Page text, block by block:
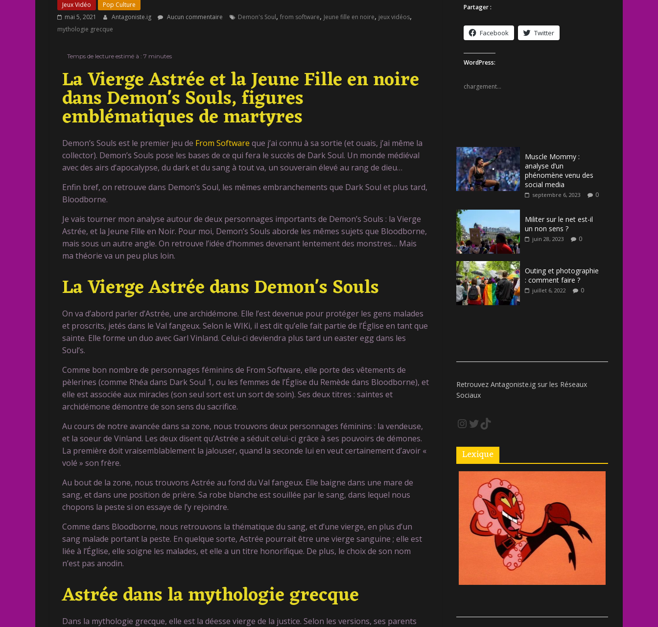
Jeux Vidéo
Pop Culture
mai 5, 2021
Antagoniste.ig Aucun commentaire Demon's Soul, from software, Jeune fille en noire, jeux vidéos,
mythologie grecque
Temps de lecture estimé à : 7 minutes
La Vierge Astrée et la Jeune Fille en noire
dans Demon's Souls, figures
emblématiques de martyres
Demon’s Souls est le premier jeu de From Software que j’ai connu à sa sortie (et ouais, j’ai même la
collector). Demon’s Souls pose les bases de ce qui fera le succès de Dark Soul. Un monde médiéval
avec des airs d’apocalypse, du dark et du sang à tout va, un souverain élevé au rang de dieu…
Enfin bref, on retrouve dans Demon’s Soul, les mêmes embranchements que Dark Soul et plus tard,
Bloodborne.
Je vais tourner mon analyse autour de deux personnages importants de Demon’s Souls : la Vierge
Astrée, et la Jeune Fille en Noir. Pour moi, Demon’s Souls aborde les mêmes sujets que Bloodborne,
mais sous un autre angle. On retrouve l’idée d’hommes devenant lentement des monstres… Mais
ma théorie va un peu plus loin.
La Vierge Astrée dans Demon's Souls
On va d’abord parler d’Astrée, une archidémone. Elle l’est devenue pour protéger les gens malades
et proscrits, jetés dans le Val fangeux. Selon le WIKi, il est dit qu’elle fait partie de l’Église en tant que
sainte. Elle forme un duo avec Garl Vinland. Celui-ci deviendra plus tard un easter egg dans les
Soul’s.
Comme bon nombre de personnages féminins de From Software, elle porte des vêtements de
pèlerines (comme Rhéa dans Dark Soul 1, ou les femmes de l’Église du Remède dans Bloodborne), et
elle est associée aux miracles (son seul sort est un sort de soin). Ses deux titres : saintes et
archidémone démontre de son sens du sacrifice.
Au cours de notre avancée dans sa zone, nous trouvons deux personnages féminins : la vendeuse,
et la soeur de Vinland. Les deux disent qu’Astrée a séduit celui-ci grâce à ses pouvoirs de démones.
La première doit vraisemblablement la jalouser, quand la seconde lui en veut certainement d’avoir «
volé » son frère.
Au bout de la zone, nous trouvons Astrée au fond du Val fangeux. Elle baigne dans une mare de
sang, et dans une position de prière. Sa robe blanche est souillée par le sang, dans lequel nous
chopons la peste si on essaye de l’y rejoindre.
Comme dans Bloodborne, nous retrouvons la thématique du sang, et d’une vierge, en plus d’un
sang malade portant la peste. En quelque sorte, Astrée pourrait être une vierge sanguine ; elle est
liée à l’Église, elle soigne les malades, et elle a un titre honorifique. De plus, le choix de son nom
n’est pas anodin.
Astrée dans la mythologie grecque
Dans la mythologie grecque, elle est la déesse vierge de la justice. Selon les versions, ses parents
Partager :
Facebook Twitter
WordPress:
chargement…
Muscle Mommy :
analyse d’un
phénomène venu des
social media
septembre 6, 2023 0
Militer sur le net est-il
un non sens ?
juin 28, 2023 0
Outing et photographie
: comment faire ?
juillet 6, 2022 0
Retrouvez Antagoniste.ig sur les Réseaux
Sociaux
Lexique